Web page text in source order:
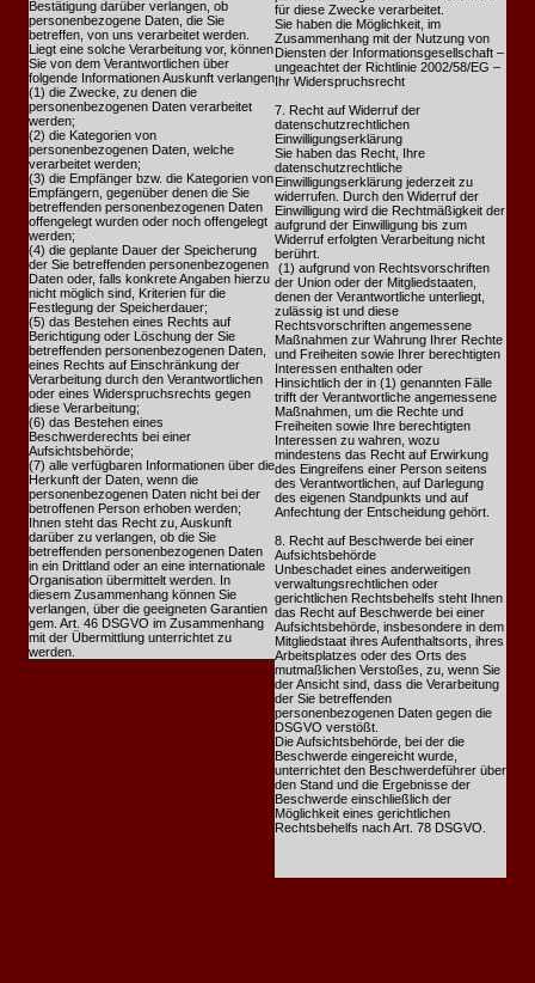
Bestätigung darüber verlangen, ob
personenbezogene Daten, die Sie
betreffen, von uns verarbeitet werden.
Liegt eine solche Verarbeitung vor, können
Sie von dem Verantwortlichen über
folgende Informationen Auskunft verlangen
(1) die Zwecke, zu denen die
personenbezogenen Daten verarbeitet
werden;
(2) die Kategorien von
personenbezogenen Daten, welche
verarbeitet werden;
(3) die Empfänger bzw. die Kategorien von
Empfängern, gegenüber denen die Sie
betreffenden personenbezogenen Daten
offengelegt wurden oder noch offengelegt
werden;
(4) die geplante Dauer der Speicherung
der Sie betreffenden personenbezogenen
Daten oder, falls konkrete Angaben hierzu
nicht möglich sind, Kriterien für die
Festlegung der Speicherdauer;
(5) das Bestehen eines Rechts auf
Berichtigung oder Löschung der Sie
betreffenden personenbezogenen Daten,
eines Rechts auf Einschränkung der
Verarbeitung durch den Verantwortlichen
oder eines Widerspruchsrechts gegen
diese Verarbeitung;
(6) das Bestehen eines
Beschwerderechts bei einer
Aufsichtsbehörde;
(7) alle verfügbaren Informationen über die
Herkunft der Daten, wenn die
personenbezogenen Daten nicht bei der
betroffenen Person erhoben werden;
Ihnen steht das Recht zu, Auskunft
darüber zu verlangen, ob die Sie
betreffenden personenbezogenen Daten
in ein Drittland oder an eine internationale
Organisation übermittelt werden. In
diesem Zusammenhang können Sie
verlangen, über die geeigneten Garantien
gem. Art. 46 DSGVO im Zusammenhang
mit der Übermittlung unterrichtet zu
werden.
für diese Zwecke verarbeitet.
Sie haben die Möglichkeit, im
Zusammenhang mit der Nutzung von
Diensten der Informationsgesellschaft –
ungeachtet der Richtlinie 2002/58/EG –
Ihr Widerspruchsrecht
7. Recht auf Widerruf der
datenschutzrechtlichen
Einwilligungserklärung
Sie haben das Recht, Ihre
datenschutzrechtliche
Einwilligungserklärung jederzeit zu
widerrufen. Durch den Widerruf der
Einwilligung wird die Rechtmäßigkeit der
aufgrund der Einwilligung bis zum
Widerruf erfolgten Verarbeitung nicht
berührt.
(1) aufgrund von Rechtsvorschriften
der Union oder der Mitgliedstaaten,
denen der Verantwortliche unterliegt,
zulässig ist und diese
Rechtsvorschriften angemessene
Maßnahmen zur Wahrung Ihrer Rechte
und Freiheiten sowie Ihrer berechtigten
Interessen enthalten oder
Hinsichtlich der in (1) genannten Fälle
trifft der Verantwortliche angemessene
Maßnahmen, um die Rechte und
Freiheiten sowie Ihre berechtigten
Interessen zu wahren, wozu
mindestens das Recht auf Erwirkung
des Eingreifens einer Person seitens
des Verantwortlichen, auf Darlegung
des eigenen Standpunkts und auf
Anfechtung der Entscheidung gehört.
8. Recht auf Beschwerde bei einer
Aufsichtsbehörde
Unbeschadet eines anderweitigen
verwaltungsrechtlichen oder
gerichtlichen Rechtsbehelfs steht Ihnen
das Recht auf Beschwerde bei einer
Aufsichtsbehörde, insbesondere in dem
Mitgliedstaat ihres Aufenthaltsorts, ihres
Arbeitsplatzes oder des Orts des
mutmaßlichen Verstoßes, zu, wenn Sie
der Ansicht sind, dass die Verarbeitung
der Sie betreffenden
personenbezogenen Daten gegen die
DSGVO verstößt.
Die Aufsichtsbehörde, bei der die
Beschwerde eingereicht wurde,
unterrichtet den Beschwerdeführer über
den Stand und die Ergebnisse der
Beschwerde einschließlich der
Möglichkeit eines gerichtlichen
Rechtsbehelfs nach Art. 78 DSGVO.